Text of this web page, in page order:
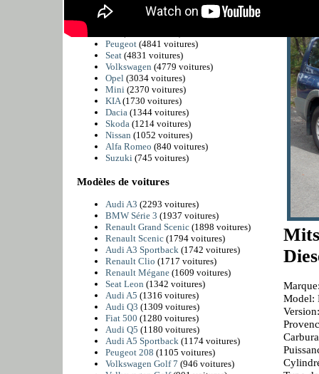
Model:
BMW
(6225 voitures)
Citroën
Peugeot(4841 voitures)
Seat(4831 voitures)
Volkswagen (4779 voitures)
Opel(3034 voitures)
Mini(2370 voitures)
KIA(1730 voitures)
Dacia(1344 voitures)
Skoda(1214 voitures)
Nissan (1052 voitures)
Alfa Romeo (840 voitures)
Suzuki(745 voitures)
Modèles de voitures
Audi A3 (2293 voitures)
BMW Série 3 (1937 voitures)
Renault Grand Scenic (1898 voitures)
Renault Scenic (1794 voitures)
Audi A3 Sportback (1742 voitures)
Renault Clio (1717 voitures)
Renault Mégane (1609 voitures)
Seat Leon (1342 voitures)
Audi A5 (1316 voitures)
Audi Q3 (1309 voitures)
Fiat 500 (1280 voitures)
Audi Q5 (1180 voitures)
Audi A5 Sportback (1174 voitures)
Peugeot 208 (1105 voitures)
Volkswagen Golf 7 (946 voitures)